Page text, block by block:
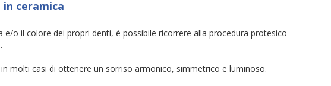
ceramica
o il colore dei propri denti, è possibile ricorrere alla procedura protesico–
molti casi di ottenere un sorriso armonico, simmetrico e luminoso.